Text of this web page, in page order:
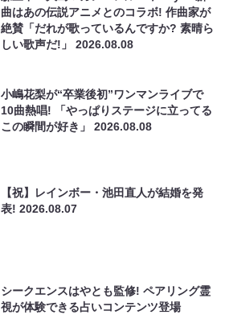
曲はあの伝説アニメとのコラボ! 作曲家が
絶賛「だれが歌っているんですか? 素晴ら
しい歌声だ!」2026.08.08
小嶋花梨が“卒業後初”ワンマンライブで
10曲熱唱! 「やっぱりステージに立ってる
この瞬間が好き」2026.08.08
【祝】レインボー・池田直人が結婚を発
表!2026.08.07
シークエンスはやとも監修! ペアリング霊
視が体験できる占いコンテンツ登場